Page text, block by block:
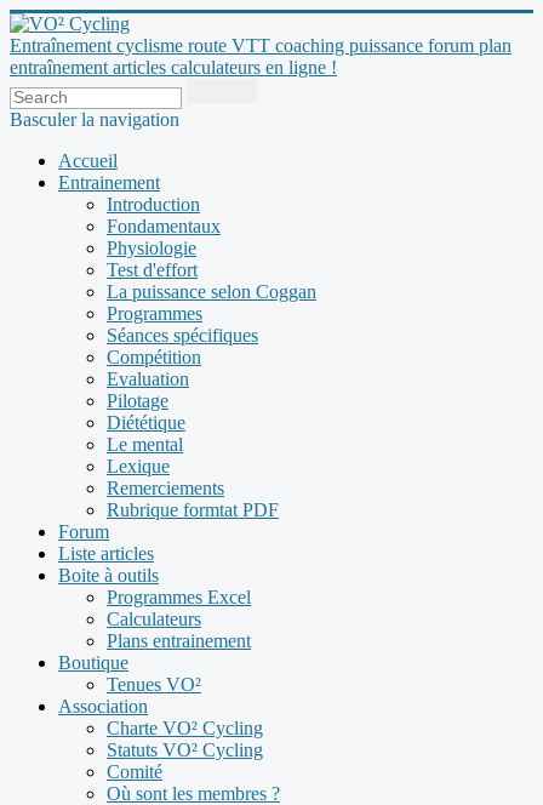
Entraînement cyclisme route VTT coaching puissance forum plan
entraînement articles calculateurs en ligne !
Basculer la navigation
Accueil
Entrainement
Introduction
Fondamentaux
Physiologie
Test d'effort
La puissance selon Coggan
Programmes
Séances spécifiques
Compétition
Evaluation
Pilotage
Diététique
Le mental
Lexique
Remerciements
Rubrique formtat PDF
Forum
Liste articles
Boite à outils
Programmes Excel
Calculateurs
Plans entrainement
Boutique
Tenues VO²
Association
Charte VO² Cycling
Statuts VO² Cycling
Comité
Où sont les membres ?